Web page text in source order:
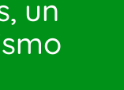
un